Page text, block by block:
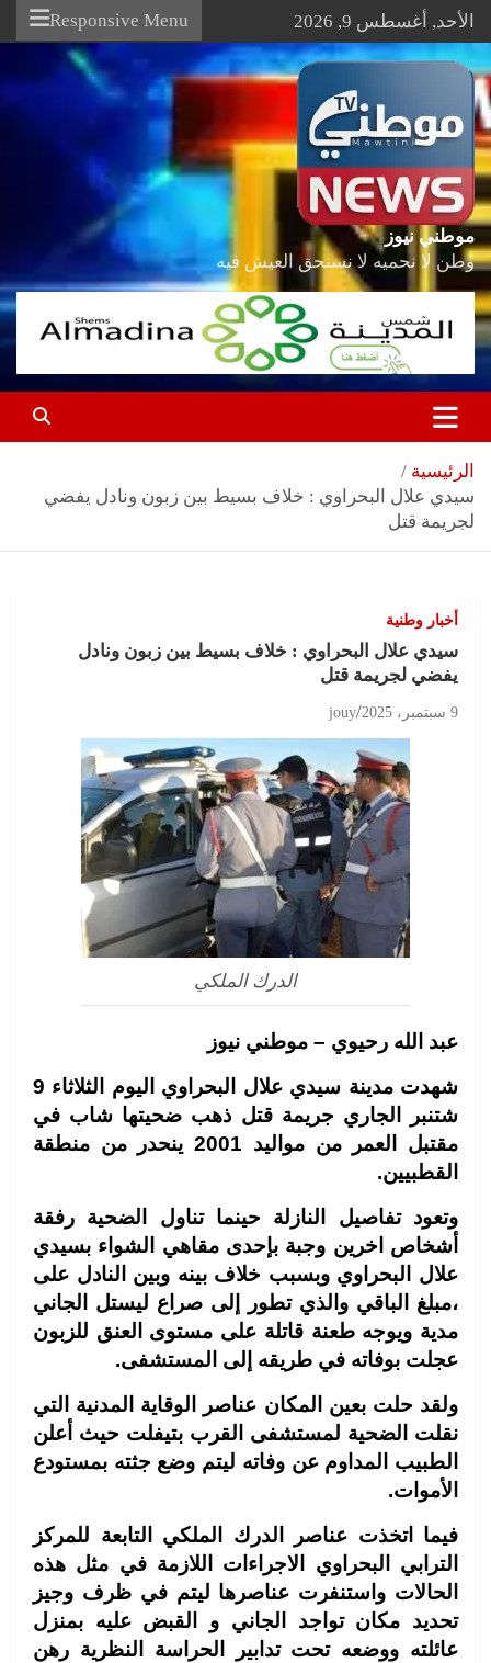
Skip
content
الأحد, أغسطس 9, 2026 Responsive Menu
موطني نيوز
وطن لا نحميه لا نستحق العيش فيه
الرئيسية
سيدي علال البحراوي : خلاف بسيط بين زبون ونادل يفضي
لجريمة قتل
أخبار وطنية
سيدي علال البحراوي : خلاف بسيط بين زبون ونادل
يفضي لجريمة قتل
9 سبتمبر، 2025 jouy
الدرك الملكي
عبد الله رحيوي – موطني نيوز
شهدت مدينة سيدي علال البحراوي اليوم الثلاثاء 9
شتنبر الجاري جريمة قتل ذهب ضحيتها شاب في
مقتبل العمر من مواليد 2001 ينحدر من منطقة
القطبيين.
وتعود تفاصيل النازلة حينما تناول الضحية رفقة
أشخاص اخرين وجبة بإحدى مقاهي الشواء بسيدي
علال البحراوي وبسبب خلاف بينه وبين النادل على
،مبلغ الباقي والذي تطور إلى صراع ليستل الجاني
مدية ويوجه طعنة قاتلة على مستوى العنق للزبون
عجلت بوفاته في طريقه إلى المستشفى.
ولقد حلت بعين المكان عناصر الوقاية المدنية التي
نقلت الضحية لمستشفى القرب بتيفلت حيث أعلن
الطبيب المداوم عن وفاته ليتم وضع جثته بمستودع
الأموات.
فيما اتخذت عناصر الدرك الملكي التابعة للمركز
الترابي البحراوي الاجراءات اللازمة في مثل هذه
الحالات واستنفرت عناصرها ليتم في ظرف وجيز
تحديد مكان تواجد الجاني و القبض عليه بمنزل
عائلته ووضعه تحت تدابير الحراسة النظرية رهن